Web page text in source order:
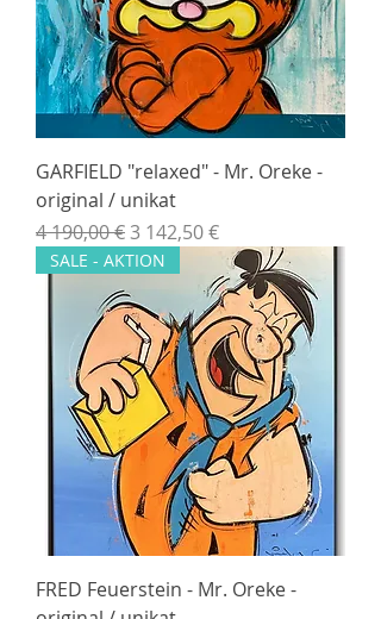
GARFIELD "relaxed" - Mr. Oreke -
original / unikat
Normálna cena
4 190,00 €Zľavnená cena
3 142,50 €
SALE - AKTION
FRED Feuerstein - Mr. Oreke -